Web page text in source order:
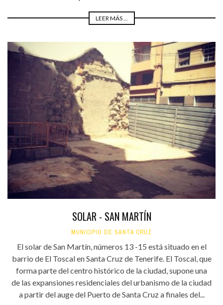
LEER MÁS ...
SOLAR - SAN MARTÍN
MUNICIPIO DE SANTA CRUZ
El solar de San Martín, números 13 -15 está situado en el
barrio de El Toscal en Santa Cruz de Tenerife. El Toscal, que
forma parte del centro histórico de la ciudad, supone una
de las expansiones residenciales del urbanismo de la ciudad
a partir del auge del Puerto de Santa Cruz a finales del...